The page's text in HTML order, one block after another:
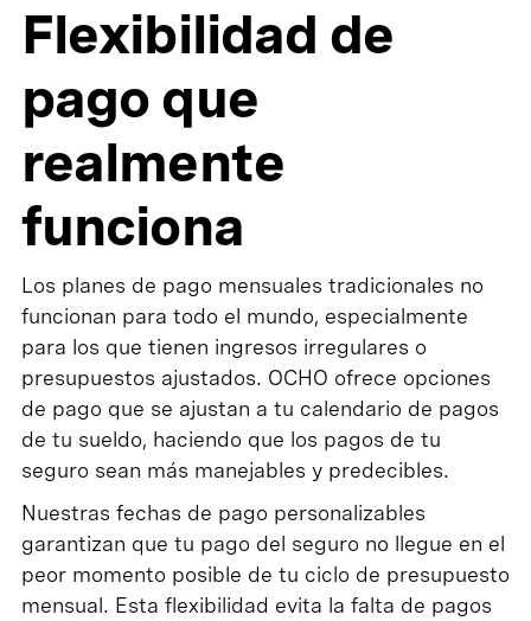
Flexibilidad de
pago que
realmente
funciona
Los planes de pago mensuales tradicionales no
funcionan para todo el mundo, especialmente
para los que tienen ingresos irregulares o
presupuestos ajustados. OCHO ofrece opciones
de pago que se ajustan a tu calendario de pagos
de tu sueldo, haciendo que los pagos de tu
seguro sean más manejables y predecibles.
Nuestras fechas de pago personalizables
garantizan que tu pago del seguro no llegue en el
peor momento posible de tu ciclo de presupuesto
mensual. Esta flexibilidad evita la falta de pagos